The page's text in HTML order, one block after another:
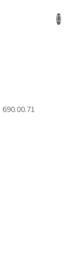
690.00.71